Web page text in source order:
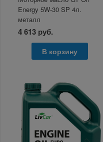
Energy 5W-30 SP 4л.
металл
4 613 руб.
В корзину